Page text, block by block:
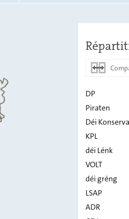
Piraten
Déi
KPL
déi Lénk
DP
Piraten
Déi
KPL
déi Lénk
VOLT
déi gréng
LSAP
ADR